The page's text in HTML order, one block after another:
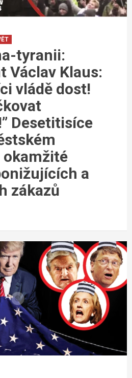
tyranii:
Václav Klaus:
vládě dost!
Desetitisíce
okamžité
a
zákazů